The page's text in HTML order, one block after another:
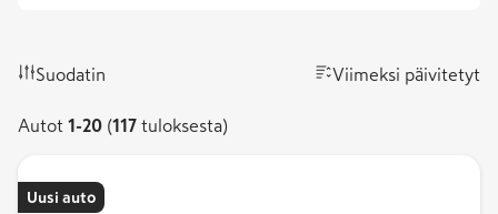
Suodatin Viimeksi päivitetyt
Autot
Tuloksia
Autot 1 -20 (117 tuloksesta)
Uusi auto